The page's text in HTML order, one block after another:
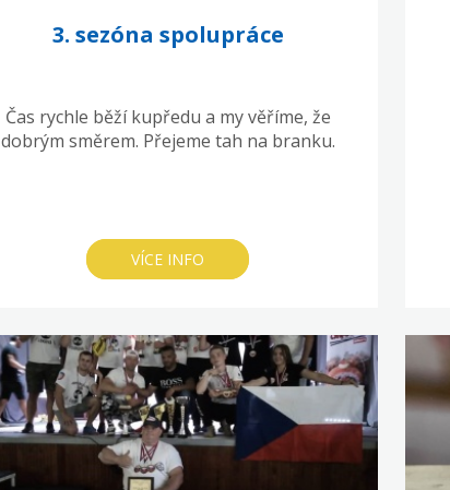
3. sezóna spolupráce
Čas rychle běží kupředu a my věříme, že
dobrým směrem. Přejeme tah na branku.
VÍCE INFO